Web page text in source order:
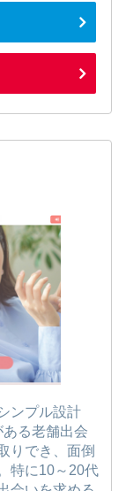
ンプル設計
る老舗出会
りでき、面倒
特に10～20代